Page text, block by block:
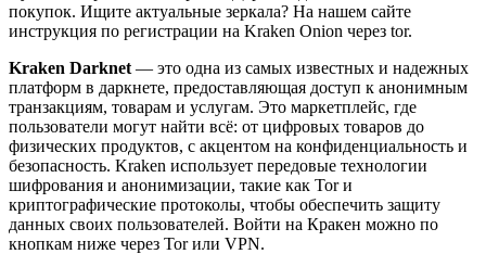
покупок. Ищите актуальные зеркала? На нашем сайте
инструкция по регистрации на Kraken Onion через tor.
Kraken Darknet — это одна из самых известных и надежных
платформ в даркнете, предоставляющая доступ к анонимным
транзакциям, товарам и услугам. Это маркетплейс, где
пользователи могут найти всё: от цифровых товаров до
физических продуктов, с акцентом на конфиденциальность и
безопасность. Kraken использует передовые технологии
шифрования и анонимизации, такие как Tor и
криптографические протоколы, чтобы обеспечить защиту
данных своих пользователей. Войти на Кракен можно по
кнопкам ниже через Tor или VPN.